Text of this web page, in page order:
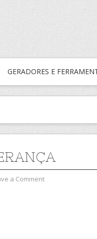
GERADORES E
a Comment